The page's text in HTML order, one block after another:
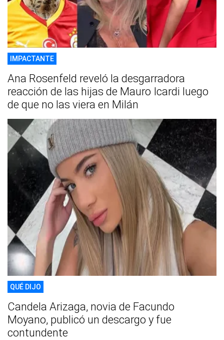
IMPACTANTE
Ana Rosenfeld reveló la desgarradora
reacción de las hijas de Mauro Icardi luego
de que no las viera en Milán
QUÉ DIJO
Candela Arizaga, novia de Facundo
Moyano, publicó un descargo y fue
contundente